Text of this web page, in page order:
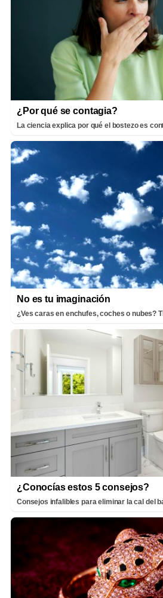
¿Por qué se contagia?
La ciencia explica por qué el bostezo es
No es tu imaginación
¿Ves caras en enchufes, coches o nubes?
¿Conocías estos 5 consejos?
Consejos infalibles para eliminar la cal del